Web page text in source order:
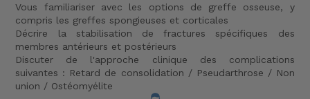
Vous familiariser avec les options de greffe osseuse, y
compris les greffes spongieuses et corticales
Décrire la stabilisation de fractures spécifiques des
membres antérieurs et postérieurs
Discuter de l'approche clinique des complications
suivantes : Retard de consolidation / Pseudarthrose / Non
union / Ostéomyélite